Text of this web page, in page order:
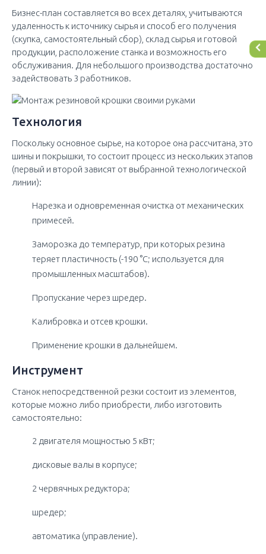
Бизнес-план составляется во всех деталях, учитываются
удаленность к источнику сырья и способ его получения
(скупка, самостоятельный сбор), склад сырья и готовой
продукции, расположение станка и возможность его
обслуживания. Для небольшого производства достаточно
задействовать 3 работников.
Технология
Поскольку основное сырье, на которое она рассчитана, это
шины и покрышки, то состоит процесс из нескольких этапов
(первый и второй зависят от выбранной технологической
линии):
Нарезка и одновременная очистка от механических
примесей.
Заморозка до температур, при которых резина
теряет пластичность (-190 °С; используется для
промышленных масштабов).
Пропускание через шредер.
Калибровка и отсев крошки.
Применение крошки в дальнейшем.
Инструмент
Станок непосредственной резки состоит из элементов,
которые можно либо приобрести, либо изготовить
самостоятельно:
2 двигателя мощностью 5 кВт;
дисковые валы в корпусе;
2 червячных редуктора;
шредер;
автоматика (управление).